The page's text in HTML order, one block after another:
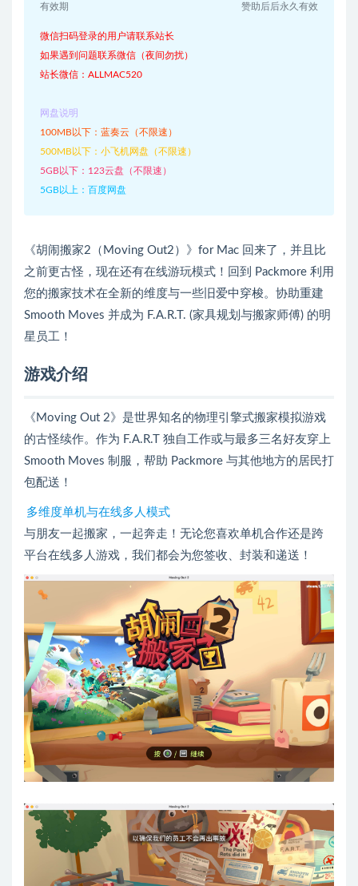
有效期 赞助后后永久有效
微信扫码登录的用户请联系站长
如果遇到问题联系微信（夜间勿扰）
站长微信：ALLMAC520
网盘说明
100MB以下：蓝奏云（不限速）
500MB以下：小飞机网盘（不限速）
5GB以下：123云盘（不限速）
5GB以上：百度网盘
《胡闹搬家2（Moving Out2）》for Mac 回来了，并且比
之前更古怪，现在还有在线游玩模式！回到 Packmore 利用
您的搬家技术在全新的维度与一些旧爱中穿梭。协助重建
Smooth Moves 并成为 F.A.R.T. (家具规划与搬家师傅) 的明
星员工！
游戏介绍
《Moving Out 2》是世界知名的物理引擎式搬家模拟游戏
的古怪续作。作为 F.A.R.T 独自工作或与最多三名好友穿上
Smooth Moves 制服，帮助 Packmore 与其他地方的居民打
包配送！
多维度单机与在线多人模式
与朋友一起搬家，一起奔走！无论您喜欢单机合作还是跨
平台在线多人游戏，我们都会为您签收、封装和递送！